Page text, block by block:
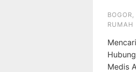
BOGOR
RUMAH
Medis